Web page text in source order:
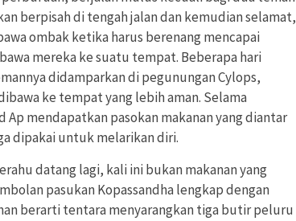
berpisah di tengah jalan dan kemudian selamat,
ombak ketika harus berenang mencapai
mereka ke suatu tempat. Beberapa hari
didamparkan di pegunungan Cylops,
ke tempat yang lebih aman. Selama
Ap mendapatkan pasokan makanan yang diantar
dipakai untuk melarikan diri.
datang lagi, kali ini bukan makanan yang
pasukan Kopassandha lengkap dengan
berarti tentara menyarangkan tiga butir peluru